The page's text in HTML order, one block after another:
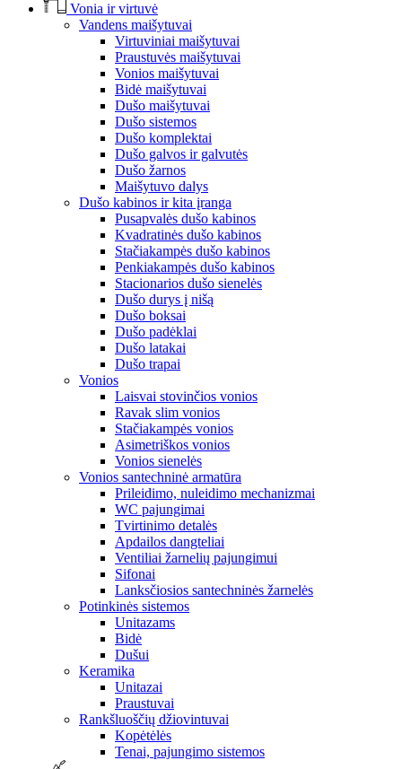
Vonia ir virtuvė
Vandens maišytuvai
Virtuviniai maišytuvai
Praustuvės maišytuvai
Vonios maišytuvai
Bidė maišytuvai
Dušo maišytuvai
Dušo sistemos
Dušo komplektai
Dušo galvos ir galvutės
Dušo žarnos
Maišytuvo dalys
Dušo kabinos ir kita įranga
Pusapvalės dušo kabinos
Kvadratinės dušo kabinos
Stačiakampės dušo kabinos
Penkiakampės dušo kabinos
Stacionarios dušo sienelės
Dušo durys į nišą
Dušo boksai
Dušo padėklai
Dušo latakai
Dušo trapai
Vonios
Laisvai stovinčios vonios
Ravak slim vonios
Stačiakampės vonios
Asimetriškos vonios
Vonios sienelės
Vonios santechninė armatūra
Prileidimo, nuleidimo mechanizmai
WC pajungimai
Tvirtinimo detalės
Apdailos dangteliai
Ventiliai žarnelių pajungimui
Sifonai
Lanksčiosios santechninės žarnelės
Potinkinės sistemos
Unitazams
Bidė
Dušui
Keramika
Unitazai
Praustuvai
Rankšluoščių džiovintuvai
Kopėtėlės
Tenai, pajungimo sistemos